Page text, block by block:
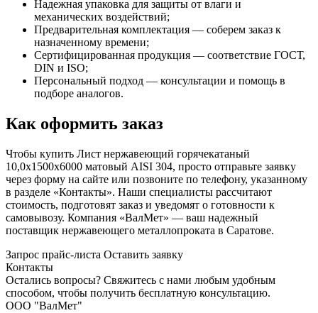
Надежная упаковка для защиты от влаги и
механических воздействий;
Предварительная комплектация — соберем заказ к
назначенному времени;
Сертифицированная продукция — соответствие ГОСТ,
DIN и ISO;
Персональный подход — консультации и помощь в
подборе аналогов.
Как оформить заказ
Чтобы купить Лист нержавеющий горячекатаный
10,0х1500х6000 матовый AISI 304, просто отправьте заявку
через форму на сайте или позвоните по телефону, указанному
в разделе «Контакты». Наши специалисты рассчитают
стоимость, подготовят заказ и уведомят о готовности к
самовывозу. Компания «ВалМет» — ваш надежный
поставщик нержавеющего металлопроката в Саратове.
Запрос прайс-листа Оставить заявку
Контакты
Остались вопросы? Свяжитесь с нами любым удобным
способом, чтобы получить бесплатную консультацию.
ООО "ВалМет"